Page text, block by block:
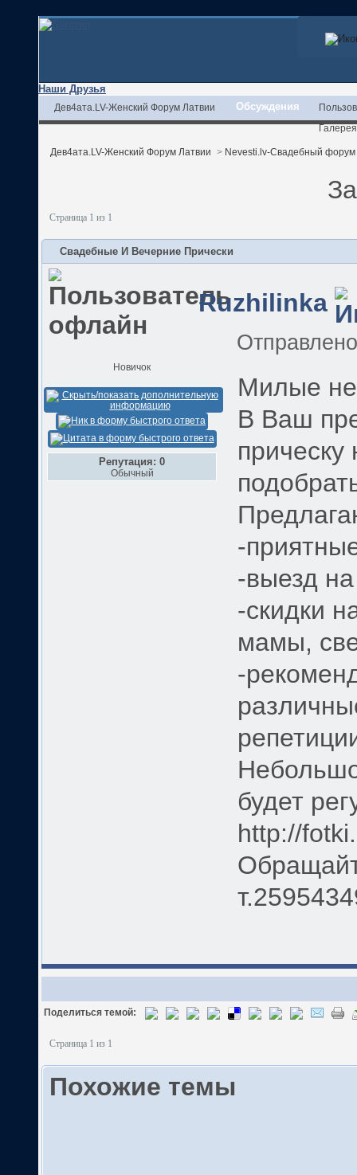
Наши Друзья
Дев4ата.LV-Женский Форум Латвии Обсуждения
Галерея
Дев4ата.LV-Женский Форум Латвии > Nevesti.lv-Свадебный форум
Страница 1 из 1
Свадебные И Вечерние Прически
Ruzhilinka
Новичок
Репутация: 0
Обычный
Милые
В Ваш
прическу
-
-выезд
-скидки
мамы,
-
будет
http://
Поделиться темой:
Страница 1 из 1
Похожие темы